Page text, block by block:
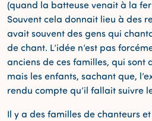
(quand la batteuse venait à la
Souvent cela donnait lieu à des
avait souvent des gens qui
de chant. L’idée n’est pas
anciens de ces familles, qui sont
mais les enfants, sachant que,
rendu compte qu’il fallait suivre
Il y a des familles de chanteurs